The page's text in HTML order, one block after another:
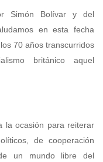
Simón Bolívar y del
en esta fecha
70 años transcurridos
británico aquel
la ocasión para reiterar
de cooperación
un mundo libre del